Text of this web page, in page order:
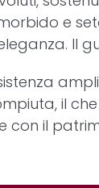
e
Il
il
con il